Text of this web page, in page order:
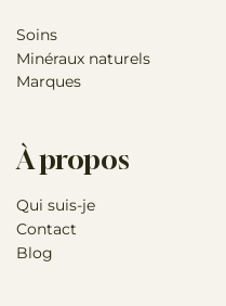
Soins
Minéraux naturels
Marques
À propos
Qui suis-je
Contact
Blog